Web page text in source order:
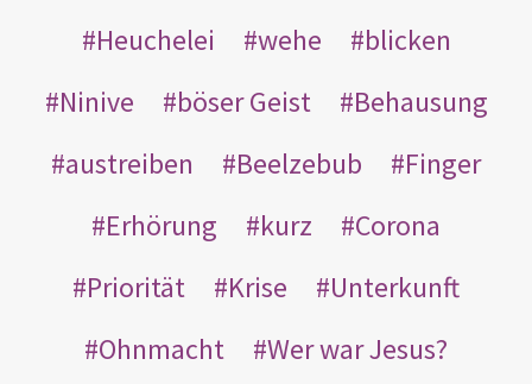
Heuchelei wehe
blicken
Ninive
böser Geist
Behausung
austreiben
Beelzebub
Finger
Erhörung
kurz
Corona
Priorität
Krise
Unterkunft
Ohnmacht
Wer war Jesus?